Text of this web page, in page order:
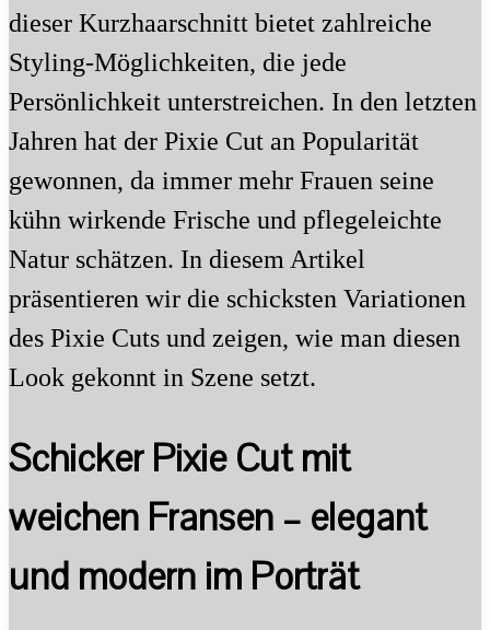
dieser Kurzhaarschnitt bietet zahlreiche
Styling-Möglichkeiten, die jede
Persönlichkeit unterstreichen. In den letzten
Jahren hat der Pixie Cut an Popularität
gewonnen, da immer mehr Frauen seine
kühn wirkende Frische und pflegeleichte
Natur schätzen. In diesem Artikel
präsentieren wir die schicksten Variationen
des Pixie Cuts und zeigen, wie man diesen
Look gekonnt in Szene setzt.
Schicker Pixie Cut mit
weichen Fransen – elegant
und modern im Porträt